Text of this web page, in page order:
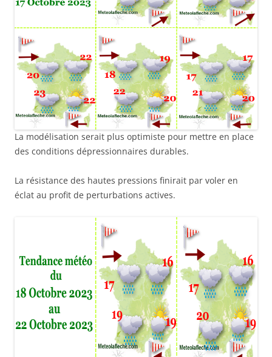
La modélisation serait plus optimiste pour mettre en place
des conditions dépressionnaires durables.
La résistance des hautes pressions finirait par voler en
éclat au profit de perturbations actives.